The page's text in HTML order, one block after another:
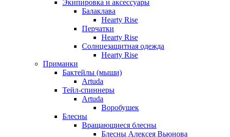
Экипировка и аксессуары
Балаклава
Hearty Rise
Перчатки
Hearty Rise
Солнцезащитная одежда
Hearty Rise
Приманки
Бактейлы (мыши)
Artuda
Тейл-спиннеры
Artuda
Воробушек
Блесны
Вращающиеся блесны
Блесны Алексея Вьюнова